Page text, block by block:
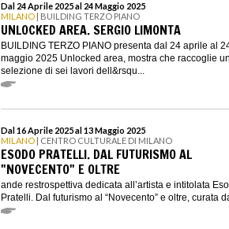
Dal 24 Aprile 2025 al 24 Maggio 2025
MILANO | BUILDING TERZO PIANO
UNLOCKED AREA. SERGIO LIMONTA
BUILDING TERZO PIANO presenta dal 24 aprile al
maggio 2025 Unlocked area, mostra che raccoglie
selezione di sei lavori dell&rsqu...
Dal 16 Aprile 2025 al 13 Maggio 2025
MILANO | CENTRO CULTURALE DI MILANO
ESODO PRATELLI. DAL FUTURISMO AL
"NOVECENTO" E OLTRE
ande restrospettiva dedicata all’artista e intitolata
Pratelli. Dal futurismo al “Novecento” e oltre, curata